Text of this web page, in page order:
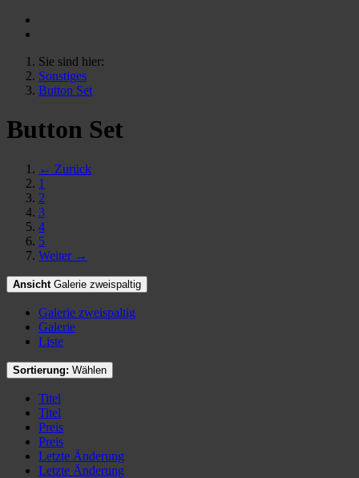
Sie sind hier:
Sonstiges
Button Set
Button Set
← Zurück
1
2
3
4
5
Weiter →
Ansicht Galerie zweispaltig
Galerie zweispaltig
Galerie
Liste
Sortierung: Wählen
Titel
Titel
Preis
Preis
Letzte Änderung
Letzte Änderung